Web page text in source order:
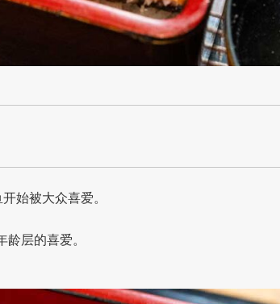
始被大众喜爱。
层的喜爱。